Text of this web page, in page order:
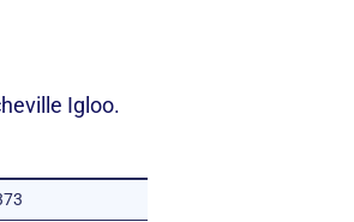
Igloo.